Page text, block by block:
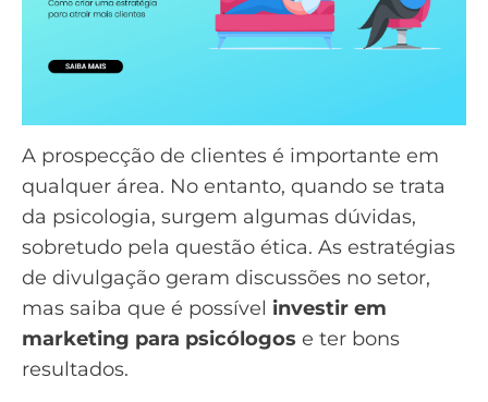
A prospecção de clientes é importante em
qualquer área. No entanto, quando se trata
da psicologia, surgem algumas dúvidas,
sobretudo pela questão ética. As estratégias
de divulgação geram discussões no setor,
mas saiba que é possível investir em
marketing para psicólogos e ter bons
resultados.